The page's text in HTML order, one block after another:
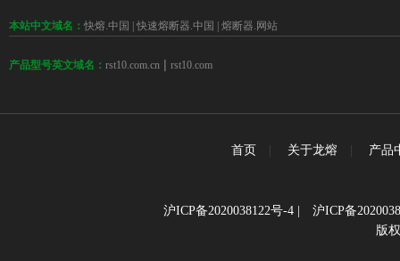
本站中文域名： 快熔.中国 快速熔断器.中国 熔断器.网站
产品型号英文域名： rst10.com.cn | rst10.com
首页 关于龙熔 产品
沪ICP备2020038122号-4| 沪ICP备
版